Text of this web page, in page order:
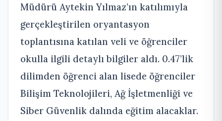
Müdürü Aytekin Yılmaz’ın katılımıyla
gerçekleştirilen oryantasyon
toplantısına katılan veli ve öğrenciler
okulla ilgili detaylı bilgiler aldı. 0.47’lik
dilimden öğrenci alan lisede öğrenciler
Bilişim Teknolojileri, Ağ İşletmenliği ve
Siber Güvenlik dalında eğitim alacaklar.